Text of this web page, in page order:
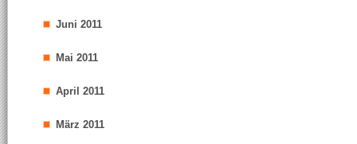
Juni 2011
Mai 2011
April 2011
März 2011